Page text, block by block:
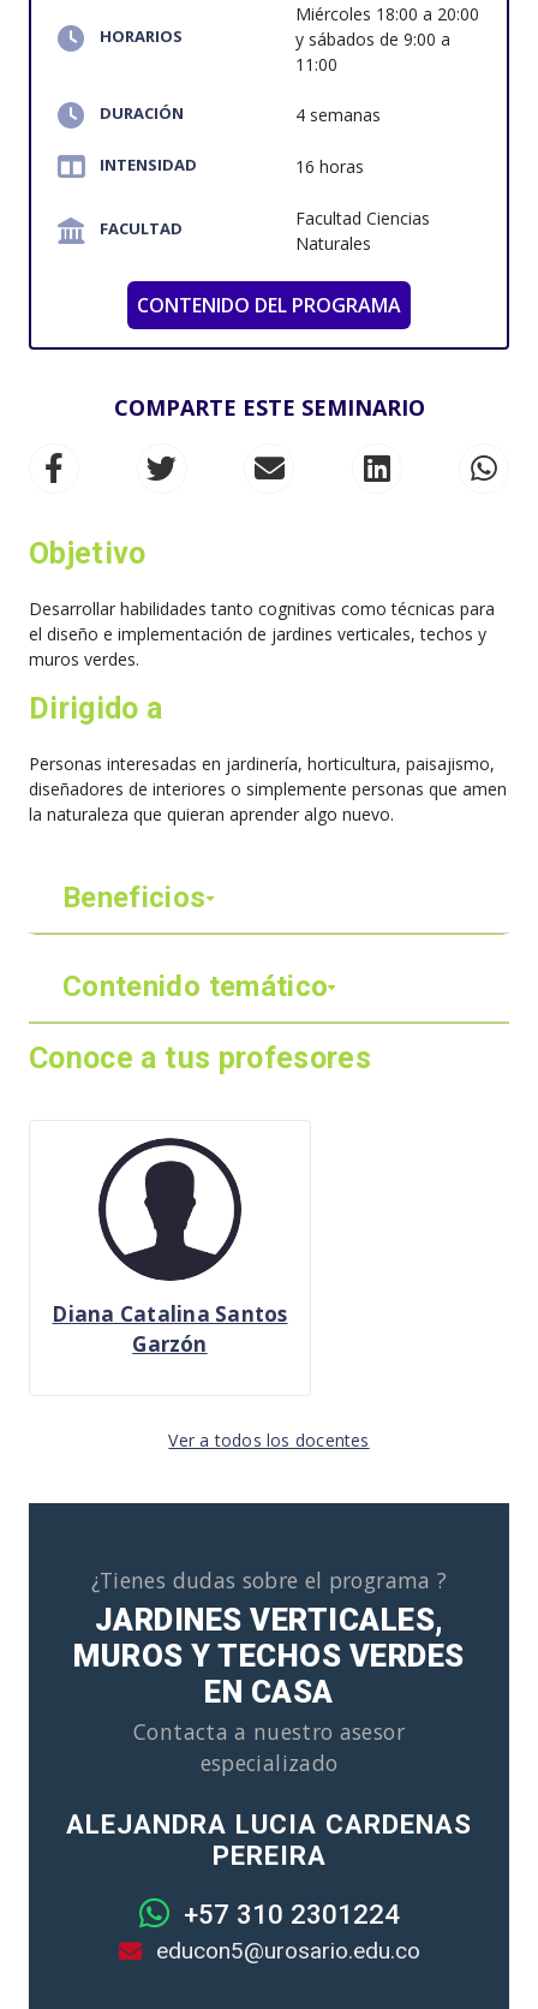
HORARIOS
Miércoles 18:00 a 20:00
y sábados de 9:00 a
11:00
DURACIÓN 4 semanas
INTENSIDAD 16 horas
FACULTAD
Facultad Ciencias
Naturales
CONTENIDO DEL PROGRAMA
COMPARTE ESTE SEMINARIO
Objetivo
Desarrollar habilidades tanto cognitivas como técnicas para
el diseño e implementación de jardines verticales, techos y
muros verdes.
Dirigido a
Personas interesadas en jardinería, horticultura, paisajismo,
diseñadores de interiores o simplemente personas que amen
la naturaleza que quieran aprender algo nuevo.
Beneficios
Contenido temático
Conoce a tus profesores
Diana Catalina Santos
Garzón
Ver a todos los docentes
¿Tienes dudas sobre el programa ?
JARDINES VERTICALES,
MUROS Y TECHOS VERDES
EN CASA
Contacta a nuestro asesor
especializado
ALEJANDRA LUCIA CARDENAS
PEREIRA
+57 310 2301224
educon5@urosario.edu.co